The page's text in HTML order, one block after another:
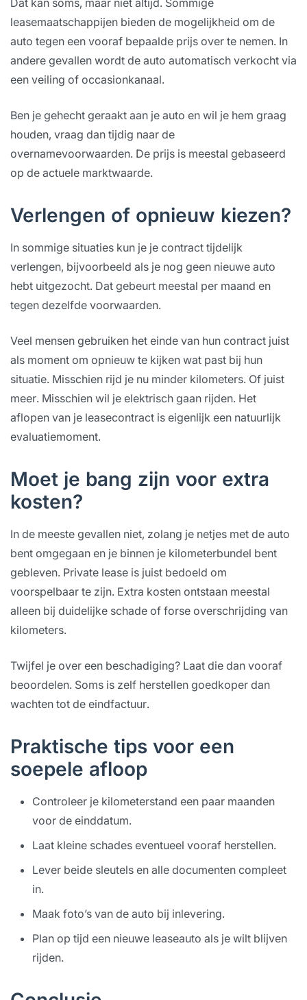
Dat kan soms, maar niet altijd. Sommige
leasemaatschappijen bieden de mogelijkheid om de
auto tegen een vooraf bepaalde prijs over te nemen. In
andere gevallen wordt de auto automatisch verkocht via
een veiling of occasionkanaal.
Ben je gehecht geraakt aan je auto en wil je hem graag
houden, vraag dan tijdig naar de
overnamevoorwaarden. De prijs is meestal gebaseerd
op de actuele marktwaarde.
Verlengen of opnieuw kiezen?
In sommige situaties kun je je contract tijdelijk
verlengen, bijvoorbeeld als je nog geen nieuwe auto
hebt uitgezocht. Dat gebeurt meestal per maand en
tegen dezelfde voorwaarden.
Veel mensen gebruiken het einde van hun contract juist
als moment om opnieuw te kijken wat past bij hun
situatie. Misschien rijd je nu minder kilometers. Of juist
meer. Misschien wil je elektrisch gaan rijden. Het
aflopen van je leasecontract is eigenlijk een natuurlijk
evaluatiemoment.
Moet je bang zijn voor extra
kosten?
In de meeste gevallen niet, zolang je netjes met de auto
bent omgegaan en je binnen je kilometerbundel bent
gebleven. Private lease is juist bedoeld om
voorspelbaar te zijn. Extra kosten ontstaan meestal
alleen bij duidelijke schade of forse overschrijding van
kilometers.
Twijfel je over een beschadiging? Laat die dan vooraf
beoordelen. Soms is zelf herstellen goedkoper dan
wachten tot de eindfactuur.
Praktische tips voor een
soepele afloop
Controleer je kilometerstand een paar maanden
voor de einddatum.
Laat kleine schades eventueel vooraf herstellen.
Lever beide sleutels en alle documenten compleet
in.
Maak foto’s van de auto bij inlevering.
Plan op tijd een nieuwe leaseauto als je wilt blijven
rijden.